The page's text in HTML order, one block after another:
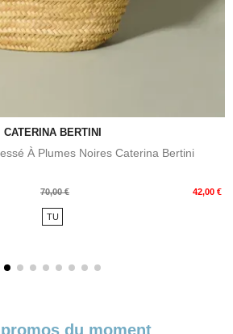
CATERINA BERTINI
À Plumes Noires Caterina Bertini
70,00 € 42,00 €
TU
du moment